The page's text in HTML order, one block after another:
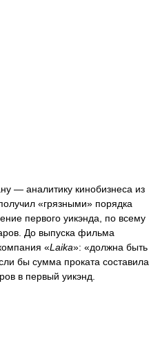
— аналитику кинобизнеса из
«грязными» порядка
первого уикэнда, по всему
До выпуска фильма
«Laika»: «должна быть
бы сумма проката составила
в первый уикэнд.